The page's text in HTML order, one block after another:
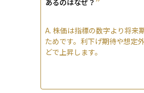
A. 株価は指標の数字より将来
ためです。利下げ期待や想定
どで上昇します。